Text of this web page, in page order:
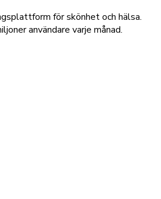
för skönhet och hälsa.
användare varje månad.